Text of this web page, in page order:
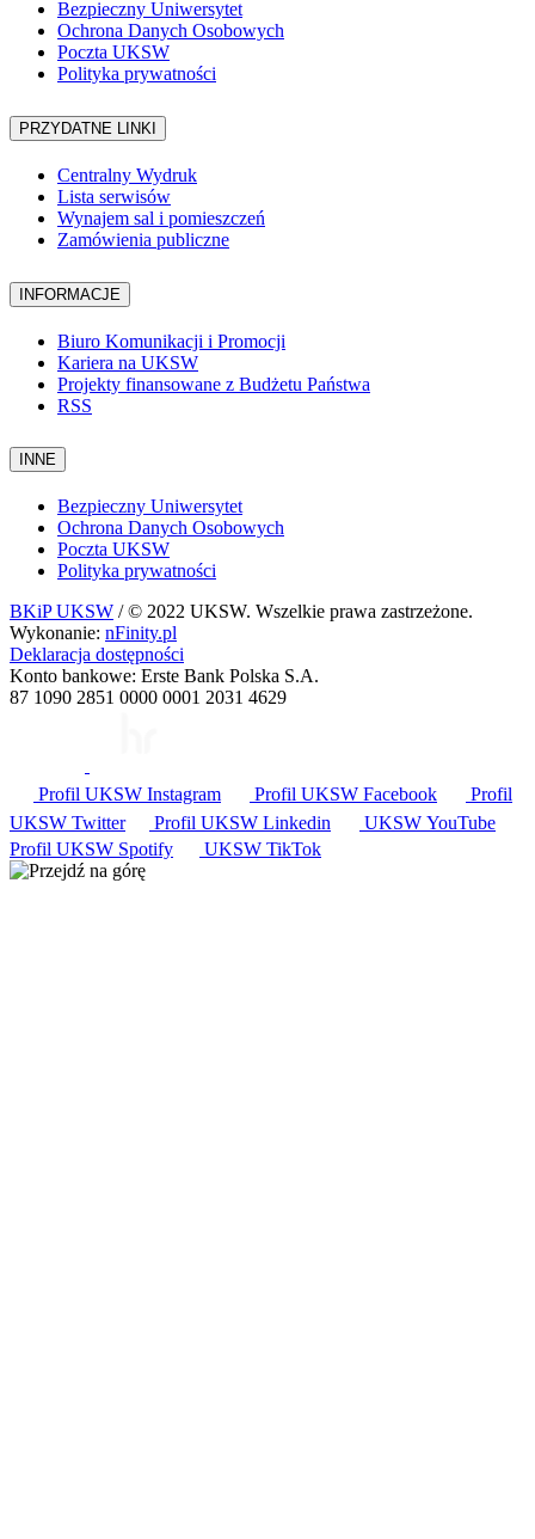
Bezpieczny Uniwersytet
Ochrona Danych Osobowych
Poczta UKSW
Polityka prywatności
PRZYDATNE LINKI
Centralny Wydruk
Lista serwisów
Wynajem sal i pomieszczeń
Zamówienia publiczne
INFORMACJE
Biuro Komunikacji i Promocji
Kariera na UKSW
Projekty finansowane z Budżetu Państwa
RSS
INNE
Bezpieczny Uniwersytet
Ochrona Danych Osobowych
Poczta UKSW
Polityka prywatności
BKiP UKSW / © 2022 UKSW. Wszelkie prawa zastrzeżone.
Wykonanie: nFinity.pl
Deklaracja dostępności
Konto bankowe: Erste Bank Polska S.A.
87 1090 2851 0000 0001 2031 4629
Profil UKSW Instagram Profil UKSW Facebook
Profil
UKSW Twitter Profil UKSW Linkedin UKSW YouTube
Profil UKSW Spotify UKSW TikTok